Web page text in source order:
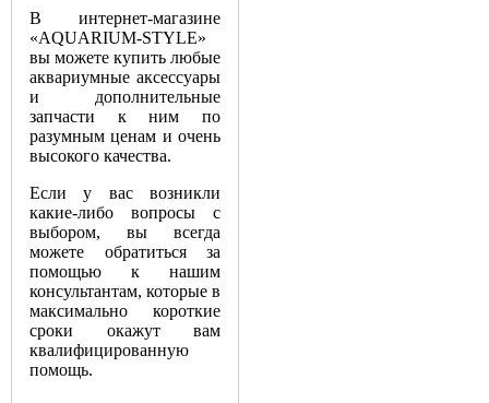
В интернет-магазине
«AQUARIUM-STYLE»
вы можете купить любые
аквариумные аксессуары
и дополнительные
запчасти к ним по
разумным ценам и очень
высокого качества.
Если у вас возникли
какие-либо вопросы с
выбором, вы всегда
можете обратиться за
помощью к нашим
консультантам, которые в
максимально короткие
сроки окажут вам
квалифицированную
помощь.